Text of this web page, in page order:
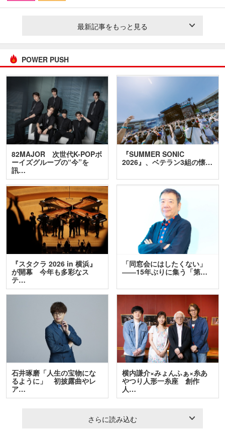
最新記事をもっと見る
POWER PUSH
82MAJOR 次世代K-POPボ
ーイズグループの“今”を
訊…
『SUMMER SONIC
2026』、ベテラン3組の懐…
『スタクラ 2026 in 横浜』
が開幕 今年も多彩なス
テ…
「同窓会にはしたくない」
――15年ぶりに集う「第…
石井琢磨「人生の宝物にな
るように」 初披露曲やレ
ア…
横内謙介×みょんふぁ×糸あ
やつり人形一糸座 創作
人…
さらに読み込む